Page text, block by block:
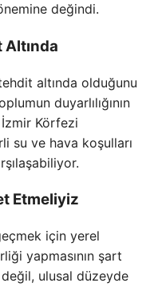
değindi.
Altında
altında olduğunu
duyarlılığının
İzmir Körfezi
su ve hava koşulları
Etmeliyiz
için yerel
yapmasının şart
ulusal düzeyde